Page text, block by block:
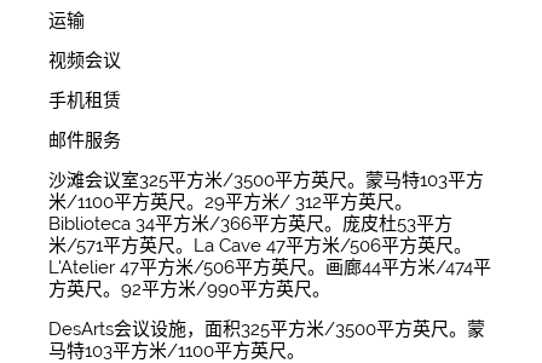
运输
视频会议
手机租赁
邮件服务
沙滩会议室325平方米/3500平方英尺。蒙马特103平方
米/1100平方英尺。29平方米/ 312平方英尺。
Biblioteca 34平方米/366平方英尺。庞皮杜53平方
米/571平方英尺。La Cave 47平方米/506平方英尺。
L'Atelier 47平方米/506平方英尺。画廊44平方米/474平
方英尺。92平方米/990平方英尺。
DesArts会议设施，面积325平方米/3500平方英尺。蒙
马特103平方米/1100平方英尺。